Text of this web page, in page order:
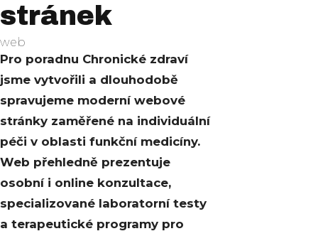
stránek
web
Pro poradnu Chronické zdraví
jsme vytvořili a dlouhodobě
spravujeme moderní webové
stránky zaměřené na individuální
péči v oblasti funkční medicíny.
Web přehledně prezentuje
osobní i online konzultace,
specializované laboratorní testy
a terapeutické programy pro